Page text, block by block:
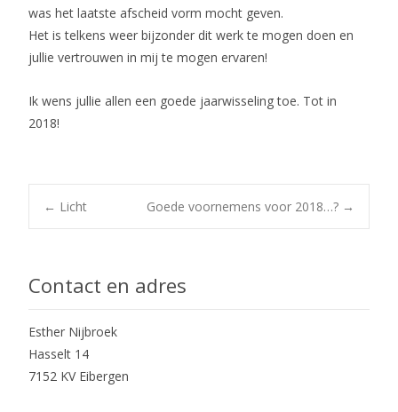
was het laatste afscheid vorm mocht geven.
Het is telkens weer bijzonder dit werk te mogen doen en
jullie vertrouwen in mij te mogen ervaren!
Ik wens jullie allen een goede jaarwisseling toe. Tot in
2018!
Post
navigation
← Licht Goede voornemens voor 2018…? →
Contact en adres
Esther Nijbroek
Hasselt 14
7152 KV Eibergen